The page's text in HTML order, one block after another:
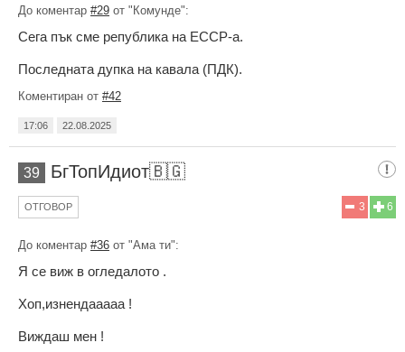
До коментар #29 от "Комунде":
Сега пък сме република на ЕССР-а.
Последната дупка на кавала (ПДК).
Коментиран от #42
17:06 22.08.2025
39 БгТопИдиот🇧🇬
6
3
ОТГОВОР
До коментар #36 от "Ама ти":
Я се виж в огледалото .
Хоп,изнендааааа !
Виждаш мен !